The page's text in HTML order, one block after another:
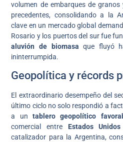
volumen de embarques de
precedentes, consolidando a la
clave en un mercado global
Rosario y los puertos del sur fue
aluvión de biomasa que fluyó
ininterrumpida.
Geopolítica y récords
El extraordinario desempeño del
último ciclo no solo respondió a
a untablero geopolítico
comercial entre Estados
catalizador para la Argentina,